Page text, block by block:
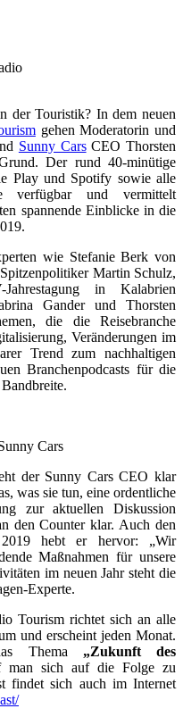
der Touristik? In dem neuen
gehen Moderatorin und
Sunny CarsCEO Thorsten
Der rund 40-minütige
Play und Spotify sowie alle
verfügbar und vermittelt
spannende Einblicke in die
wie Stefanie Berk von
Martin Schulz,
in Kalabrien
Gander und Thorsten
die die Reisebranche
Veränderungen im
Trend zum nachhaltigen
Branchenpodcasts für die
Cars
der Sunny Cars CEO klar
was sie tun, eine ordentliche
zur aktuellen Diskussion
den Counter klar. Auch den
hebt er hervor: „Wir
Maßnahmen für unsere
im neuen Jahr steht die
Experte.
Tourism richtet sich an alle
und erscheint jeden Monat.
Thema „Zukunft des
man sich auf die Folge zu
findet sich auch im Internet